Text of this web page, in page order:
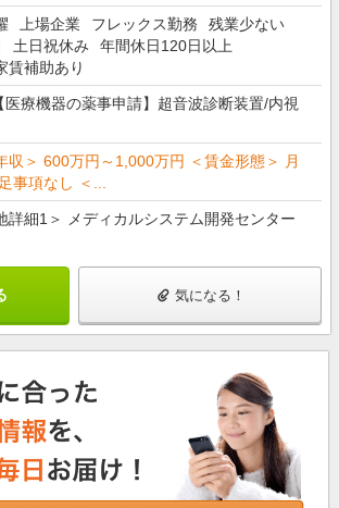
上場企業 フレックス勤務
残業少ない
土日祝休み
年間休日120日以上
賃補助あり
医療機器の薬事申請】超音波診断装置/内視
収＞ 600万円～1,000万円 ＜賃金形態＞ 月
事項なし ＜...
詳細1＞ メディカルシステム開発センター
気になる！